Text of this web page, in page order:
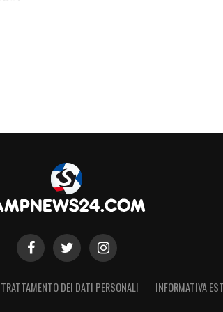
DEI DATI PERSONALI INFORMATIVA